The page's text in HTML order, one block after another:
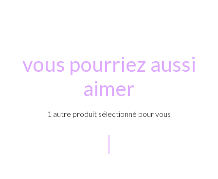
vous pourriez aussi
aimer
1 autre produit sélectionné pour vous